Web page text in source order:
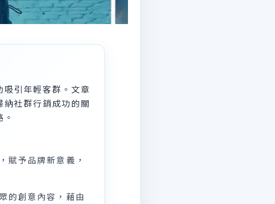
引年輕客群。文章
社群行銷成功的關
賦予品牌新意義，
的創意內容，藉由